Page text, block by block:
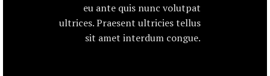
eu ante quis nunc volutpat
ultrices. Praesent ultricies tellus
sit amet interdum congue.